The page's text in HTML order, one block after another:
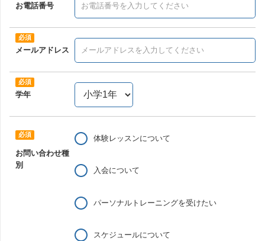
お電話番号
メールアドレス
学年
お問い合わせ種
別
体験レッスンについて
入会について
パーソナルトレーニングを受けたい
スケジュールについて